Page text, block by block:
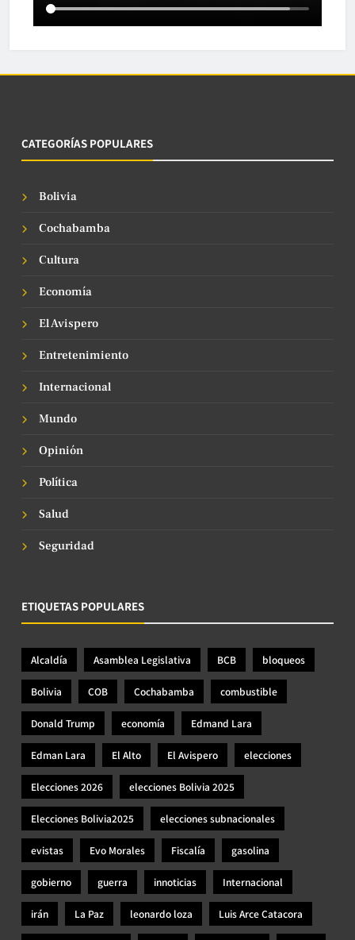
CATEGORÍAS POPULARES
Bolivia
Cochabamba
Cultura
Economía
El Avispero
Entretenimiento
Internacional
Mundo
Opinión
Política
Salud
Seguridad
ETIQUETAS POPULARES
Alcaldía Asamblea Legislativa BCB bloqueos
Bolivia COB Cochabamba combustible
Donald Trump economía Edmand Lara
Edman Lara El Alto El Avispero elecciones
Elecciones 2026 elecciones Bolivia 2025
Elecciones Bolivia2025 elecciones subnacionales
evistas Evo Morales Fiscalía gasolina
gobierno guerra innoticias Internacional
irán La Paz leonardo loza Luis Arce Catacora